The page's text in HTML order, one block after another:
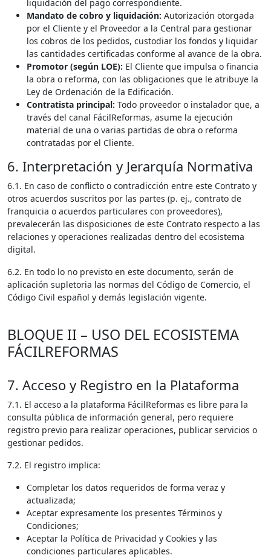
liquidación del pago correspondiente.
Mandato de cobro y liquidación: Autorización otorgada
por el Cliente y el Proveedor a la Central para gestionar
los cobros de los pedidos, custodiar los fondos y liquidar
las cantidades certificadas conforme al avance de la obra.
Promotor (según LOE): El Cliente que impulsa o financia
la obra o reforma, con las obligaciones que le atribuye la
Ley de Ordenación de la Edificación.
Contratista principal: Todo proveedor o instalador que, a
través del canal FácilReformas, asume la ejecución
material de una o varias partidas de obra o reforma
contratadas por el Cliente.
6. Interpretación y Jerarquía Normativa
6.1. En caso de conflicto o contradicción entre este Contrato y
otros acuerdos suscritos por las partes (p. ej., contrato de
franquicia o acuerdos particulares con proveedores),
prevalecerán las disposiciones de este Contrato respecto a las
relaciones y operaciones realizadas dentro del ecosistema
digital.
6.2. En todo lo no previsto en este documento, serán de
aplicación supletoria las normas del Código de Comercio, el
Código Civil español y demás legislación vigente.
BLOQUE II – USO DEL ECOSISTEMA
FÁCILREFORMAS
7. Acceso y Registro en la Plataforma
7.1. El acceso a la plataforma FácilReformas es libre para la
consulta pública de información general, pero requiere
registro previo para realizar operaciones, publicar servicios o
gestionar pedidos.
7.2. El registro implica:
Completar los datos requeridos de forma veraz y
actualizada;
Aceptar expresamente los presentes Términos y
Condiciones;
Aceptar la Política de Privacidad y Cookies y las
condiciones particulares aplicables.